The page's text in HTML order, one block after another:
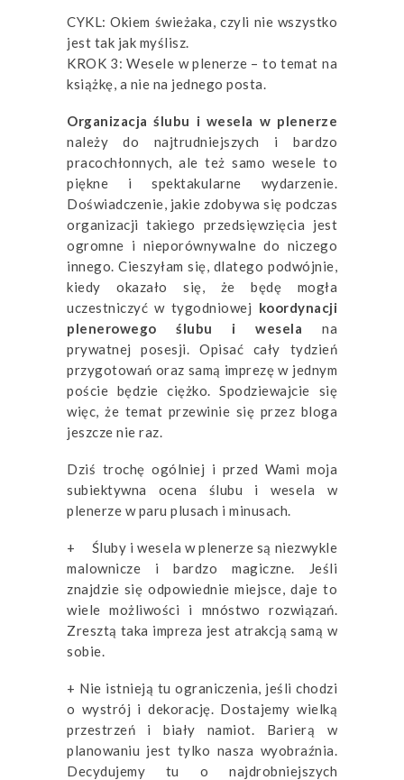
CYKL: Okiem świeżaka, czyli nie wszystko
jest tak jak myślisz.
KROK 3: Wesele w plenerze – to temat na
książkę, a nie na jednego posta.
Organizacja ślubu i wesela w plenerze
należy do najtrudniejszych i bardzo
pracochłonnych, ale też samo wesele to
piękne i spektakularne wydarzenie.
Doświadczenie, jakie zdobywa się podczas
organizacji takiego przedsięwzięcia jest
ogromne i nieporównywalne do niczego
innego. Cieszyłam się, dlatego podwójnie,
kiedy okazało się, że będę mogła
uczestniczyć w tygodniowej koordynacji
plenerowego ślubu i wesela na
prywatnej posesji. Opisać cały tydzień
przygotowań oraz samą imprezę w jednym
poście będzie ciężko. Spodziewajcie się
więc, że temat przewinie się przez bloga
jeszcze nie raz.
Dziś trochę ogólniej i przed Wami moja
subiektywna ocena ślubu i wesela w
plenerze w paru plusach i minusach.
+ Śluby i wesela w plenerze są niezwykle
malownicze i bardzo magiczne. Jeśli
znajdzie się odpowiednie miejsce, daje to
wiele możliwości i mnóstwo rozwiązań.
Zresztą taka impreza jest atrakcją samą w
sobie.
+ Nie istnieją tu ograniczenia, jeśli chodzi
o wystrój i dekorację. Dostajemy wielką
przestrzeń i biały namiot. Barierą w
planowaniu jest tylko nasza wyobraźnia.
Decydujemy tu o najdrobniejszych